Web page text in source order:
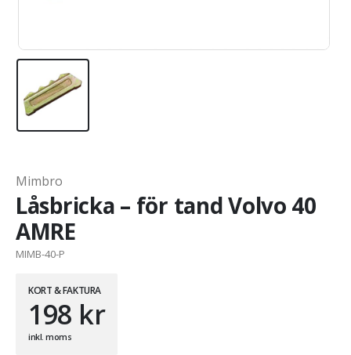
Mimbro
Låsbricka – för tand Volvo 40
AMRE
MIMB-40-P
KORT & FAKTURA
198 kr
inkl. moms